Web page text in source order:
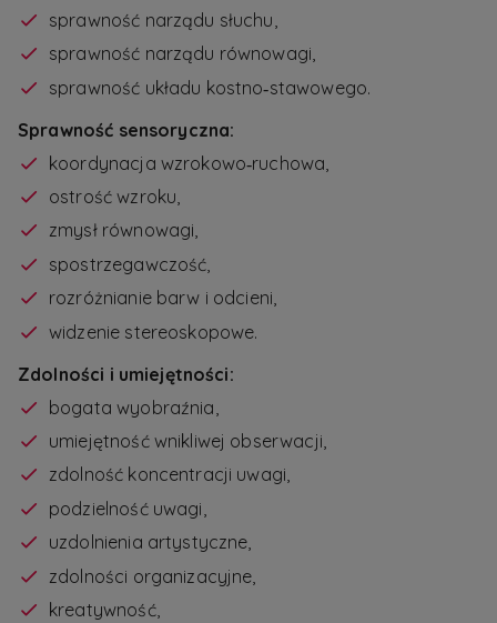
sprawność narządu słuchu,
sprawność narządu równowagi,
sprawność układu kostno‑stawowego.
Sprawność sensoryczna:
koordynacja wzrokowo‑ruchowa,
ostrość wzroku,
zmysł równowagi,
spostrzegawczość,
rozróżnianie barw i odcieni,
widzenie stereoskopowe.
Zdolności i umiejętności:
bogata wyobraźnia,
umiejętność wnikliwej obserwacji,
zdolność koncentracji uwagi,
podzielność uwagi,
uzdolnienia artystyczne,
zdolności organizacyjne,
kreatywność,